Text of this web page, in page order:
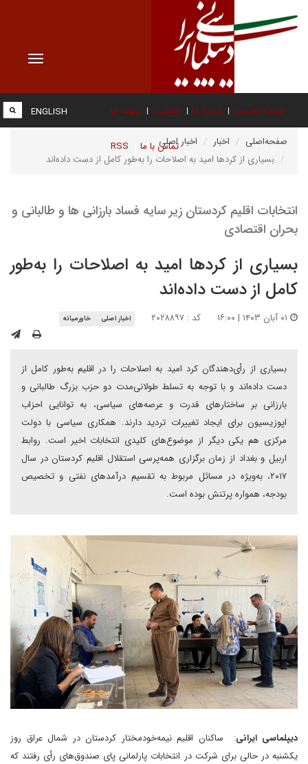
Toggle
صفحه نخست درباره ما عضویت پیوند ها
تماس با ما RSS
ENGLISH
صفحه‌اصلی اخبار
اخبار اصلی
بسیاری از کردها امید به اصلاحات را به‌طور کامل از دست داده‌اند
انتخابات اقلیم کردستان‌ زیر سایه فساد بارزانی ها و طالبانی و
بحران اقتصادی
بسیاری از کردها امید به اصلاحات را به‌طور
کامل از دست داده‌اند
کد : ۲۰۲۸۸۹۷ اخبار اصلی خاورمیانه
بسیاری از رأی‌دهندگان کرد امید به اصلاحات را در اقلیم به‌طور کامل از
دست داده‌اند و با توجه به تسلط طولانی‌مدت دو حزب بزرگ طالبانی و
بارزانی بر ساختارهای قدرت و عرصه‌های سیاسی، به توانایی احزاب
اپوزیسیون برای ایجاد تغییرات تردید دارند. همکاری سیاسی با دولت
مرکزی هم یکی دیگر از موضوع‌های کلیدی انتخابات اخیر است. روابط
اربیل و بغداد از زمان برگزاری همه‌پرسی استقلال اقلیم کردستان در سال
۲۰۱۷، به‌ویژه در مسائل مربوط به تقسیم درآمدهای نفتی و تخصیص
بودجه، همواره پرتنش بوده است.
دیپلماسی ایرانی: ساکنان اقلیم نیمه‌خودمختار کردستان در شمال عراق روز
یکشنبه در حالی برای شرکت در انتخابات پارلمانی پای صندوق‌های رأی رفتند که